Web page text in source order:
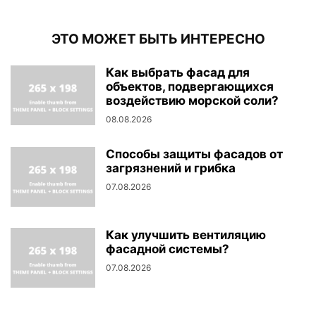
ЭТО МОЖЕТ БЫТЬ ИНТЕРЕСНО
Как выбрать фасад для
объектов, подвергающихся
воздействию морской соли?
08.08.2026
Способы защиты фасадов от
загрязнений и грибка
07.08.2026
Как улучшить вентиляцию
фасадной системы?
07.08.2026